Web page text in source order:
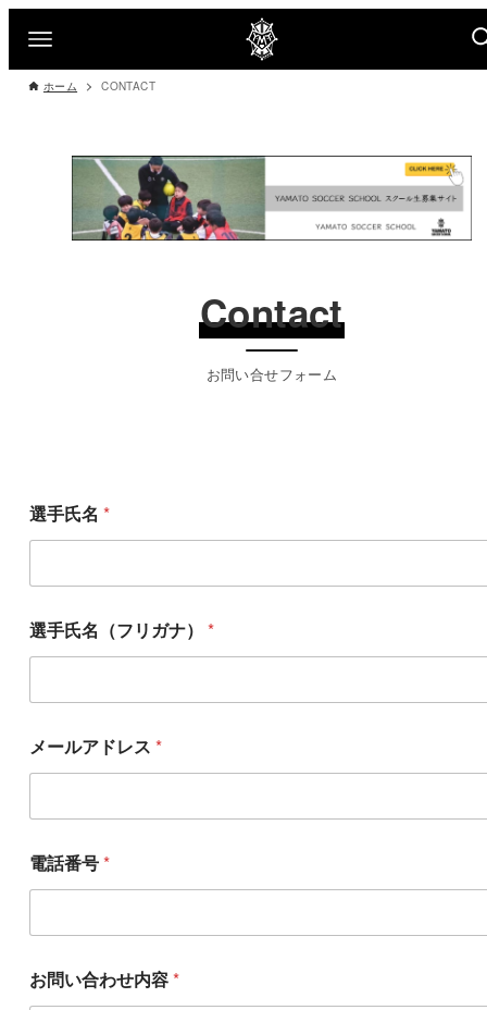
ホーム CONTACT
Contact
お問い合せフォーム
選手氏名 *
選手氏名（フリガナ） *
メールアドレス *
問
い
わ
内
容
電話番号*
お問い合わせ内容*